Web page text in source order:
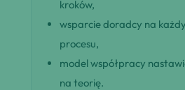
kroków,
wsparcie doradcy na
procesu,
model współpracy
na teorię.